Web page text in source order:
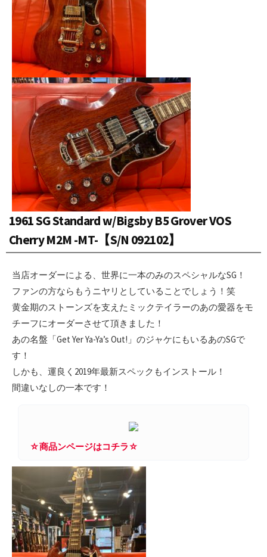
1961 SG Standard w/Bigsby B5 Grover VOS
Cherry M2M -MT-【S/N 092102】
当店オーダーによる、世界に一本のみのスペシャルなSG！
ファンの方ならもうニヤリとしていることでしょう！笑
黄金期のストーンズを支えたミックテイラーのあの愛器をモ
チーフにオーダーさせて頂きました！
あの名盤「Get Yer Ya-Ya’s Out!」のジャケにもいるあのSGで
す！
しかも、運良く2019年最新スペックもインストール！
間違いなしの一本です！
☆商品ンページはコチラ☆